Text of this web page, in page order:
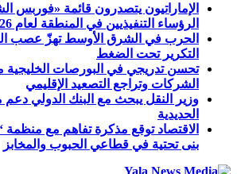
الإماراتيون يتصدرون قائمة «فوربس
الرؤساء التنفيذيين في المنطقة لعام 2026 » الإمارات 24
الحرب في الشرق الأوسط تهزّ عصب
التكرير تحت الضغط
تحسن تدريجي في البورصات الخليجية
الشركات وتراجع التصعيد الإقليمي
وزير النقل يبحث مع البنك الدولي
الحديدية
الاقتصاد توقع مذكرة تفاهم ‏مع منظمة
بنى تحتية في قطاعي الحبوب والمخابز